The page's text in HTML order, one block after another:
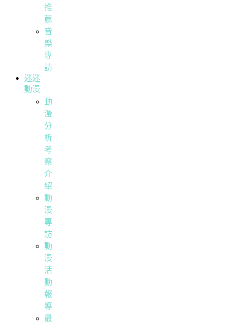
推
薦
音
樂
專
訪
迷迷
動漫
動
漫
分
析
考
察
介
紹
動
漫
專
訪
動
漫
活
動
報
導
最